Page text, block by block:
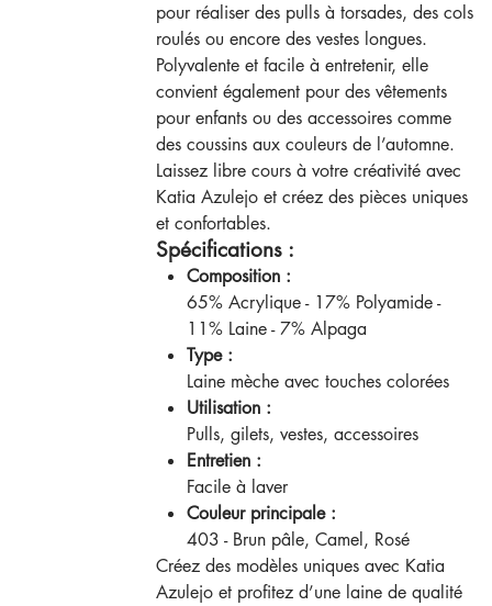
pour réaliser des pulls à torsades, des cols
roulés ou encore des vestes longues.
Polyvalente et facile à entretenir, elle
convient également pour des vêtements
pour enfants ou des accessoires comme
des coussins aux couleurs de l’automne.
Laissez libre cours à votre créativité avec
Katia Azulejo et créez des pièces uniques
et confortables.
Spécifications :
Composition :
65% Acrylique - 17% Polyamide -
11% Laine - 7% Alpaga
Type :
Laine mèche avec touches colorées
Utilisation :
Pulls, gilets, vestes, accessoires
Entretien :
Facile à laver
Couleur principale :
403 - Brun pâle, Camel, Rosé
Créez des modèles uniques avec Katia
Azulejo et profitez d’une laine de qualité